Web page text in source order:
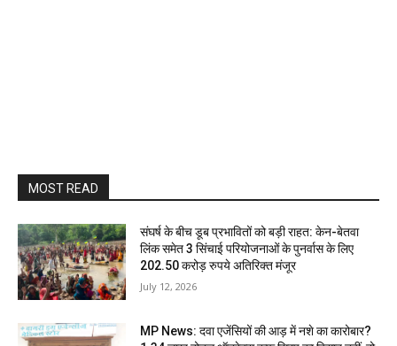
MOST READ
संघर्ष के बीच डूब प्रभावितों को बड़ी राहत: केन-बेतवा
लिंक समेत 3 सिंचाई परियोजनाओं के पुनर्वास के लिए
202.50 करोड़ रुपये अतिरिक्त मंजूर
July 12, 2026
MP News: दवा एजेंसियों की आड़ में नशे का कारोबार?